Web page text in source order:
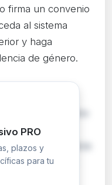
firma un convenio
al sistema
y haga
de género.
de 2026 entre
y el
a la Policía
de datos que
y
PRO
plazos y
para tu